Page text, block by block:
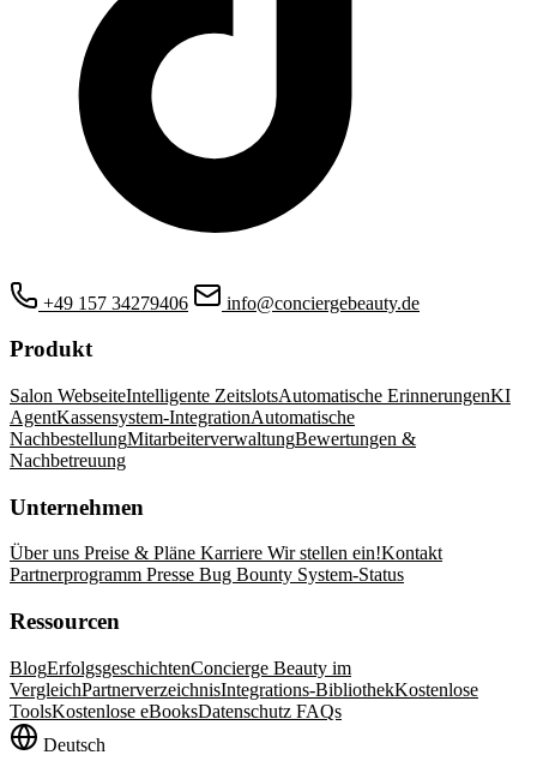
+49 157 34279406 info@conciergebeauty.de
Produkt
Salon WebseiteIntelligente ZeitslotsAutomatische ErinnerungenKI
AgentKassensystem-IntegrationAutomatische
NachbestellungMitarbeiterverwaltungBewertungen &
Nachbetreuung
Unternehmen
Über uns Preise & Pläne Karriere Wir stellen ein!Kontakt
Partnerprogramm Presse Bug Bounty System-Status
Ressourcen
BlogErfolgsgeschichtenConcierge Beauty im
VergleichPartnerverzeichnisIntegrations-BibliothekKostenlose
ToolsKostenlose eBooksDatenschutz FAQs
Deutsch